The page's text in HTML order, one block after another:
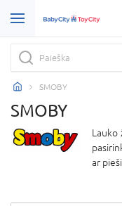
SMOBY
SMOBY
Lauko
ar